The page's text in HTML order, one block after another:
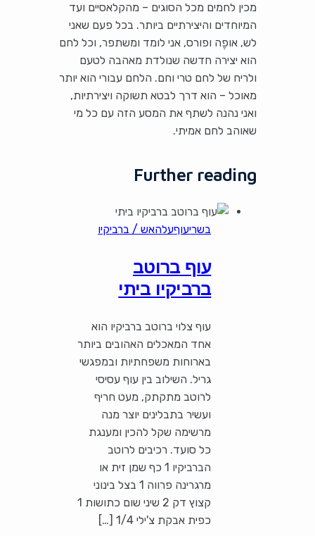
מכין לחמים מכל הסוגים – מהקלאסיים ועד
המיוחדים והיצירתיים ביותר. בכל פעם שאני
לש, אופֶה ופורס, אני לומד ומשתפר, וכל לחם
הוא יצירה חדשה שנולדת מאהבה לטעם
ולריח של לחם טרי וחם. הלחם עבורי הוא יותר
מאוכל – הוא דרך לבטא תשוקה ויצירתיות,
ואני נהנה לשתף את המסע הזה עם כל מי
שאוהב לחם אמיתי.
Further reading
בשריעוףעלהאש / ברביקיו
עוף ברוטב
ברביקיו ביתי
עוף צלוי ברוטב ברביקיו הוא
אחד המאכלים האהובים ביותר
בארוחות משפחתיות ובמפגשי
גריל. השילוב בין עוף עסיסי
לרוטב מתקתק, מעט חריף
ועשיר בתבלינים יוצר מנה
מרשימה שקל להכין ומענגת
כל סועד. רכיבים לרוטב
הברביקיו 1 כף שמן זית או
מרגרינה פרווה 1 בצל בינוני
קצוץ דק 2 שיני שום כתושות 1
כפית אבקת צ'ילי 1/4 […]